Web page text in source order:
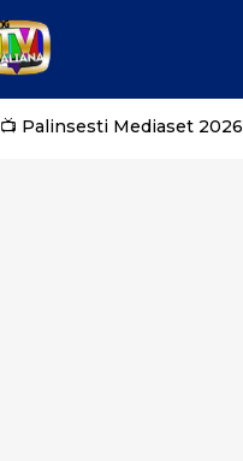
📺 Palinsesti Mediaset 2026